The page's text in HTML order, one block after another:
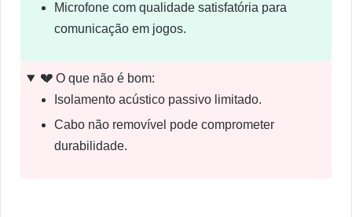
Microfone com qualidade satisfatória para
comunicação em jogos.
💔O que não é bom:
Isolamento acústico passivo limitado.
Cabo não removível pode comprometer
durabilidade.